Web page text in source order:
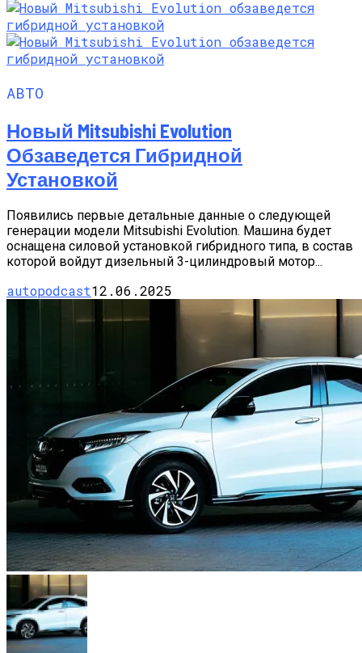
АВТО
Новый Mitsubishi Evolution
Обзаведется Гибридной
Установкой
Появились первые детальные данные о следующей
генерации модели Mitsubishi Evolution. Машина будет
оснащена силовой установкой гибридного типа, в состав
которой войдут дизельный 3-цилиндровый мотор...
autopodcast12.06.2025